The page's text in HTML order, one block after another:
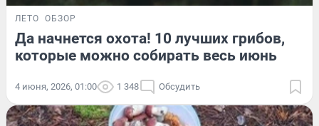
ЛЕТО ОБЗОР
Да начнется охота! 10 лучших грибов,
которые можно собирать весь июнь
4 июня, 2026, 01:00 1 348 Обсудить